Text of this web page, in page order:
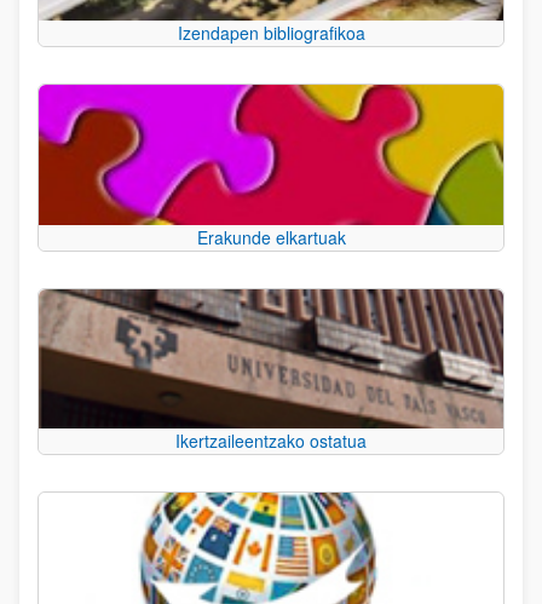
Izendapen bibliografikoa
Erakunde elkartuak
Ikertzaileentzako ostatua